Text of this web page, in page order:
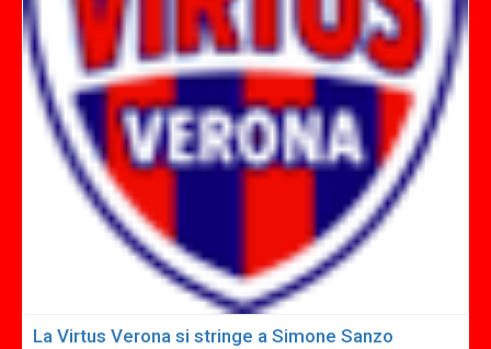
La Virtus Verona si stringe a Simone Sanzo